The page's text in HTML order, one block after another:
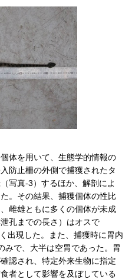
体を用いて、生態学的情報の
防止柵の外側で捕獲されたタ
写真-3）するほか、解剖によ
。その結果、捕獲個体の性比
雌雄ともに多くの個体が未成
孔までの長さ）はオスで
出現した。また、捕獲時に胃内
みで、大半は空胃であった。胃
認され、特定外来生物に指定
者として影響を及ぼしている